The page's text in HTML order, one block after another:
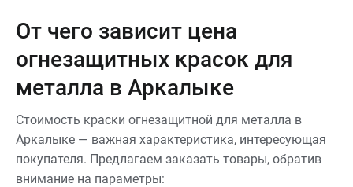
От чего зависит цена
огнезащитных красок для
металла в Аркалыке
Стоимость краски огнезащитной для металла в
Аркалыке — важная характеристика, интересующая
покупателя. Предлагаем заказать товары, обратив
внимание на параметры: